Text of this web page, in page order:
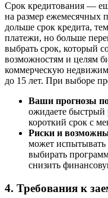
Срок кредитования —
на размер ежемесячных
дольше срок кредита,
платежи, но больше
выбрать срок, который
возможностям и целям
коммерческую
до 15 лет. При выборе
Ваши прогнозы по
ожидаете быстрый
короткий срок с
Риски и
может испытывать
выбирать
снизить
4. Требования к